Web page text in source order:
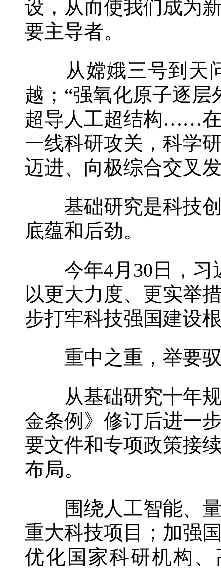
设，从而使我们成为
要主导者。
从嫦娥三号到天问
越；“强氧化原子逐
超导人工超结构……在
一线科研攻关，科学
迈进、向极综合交叉
基础研究是科技创
底蕴和后劲。
今年4月30日，习
以更大力度、更实举
步打牢科技强国建设
重中之重，举要
从基础研究十年规
金条例》修订后进一
要文件和专项政策接
布局。
围绕人工智能、量
重大科技项目；加强
优化国家科研机构